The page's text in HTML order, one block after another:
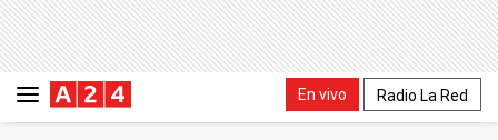
En vivo Radio La Red